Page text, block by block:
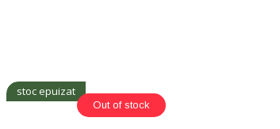
stoc epuizat
Out of stock